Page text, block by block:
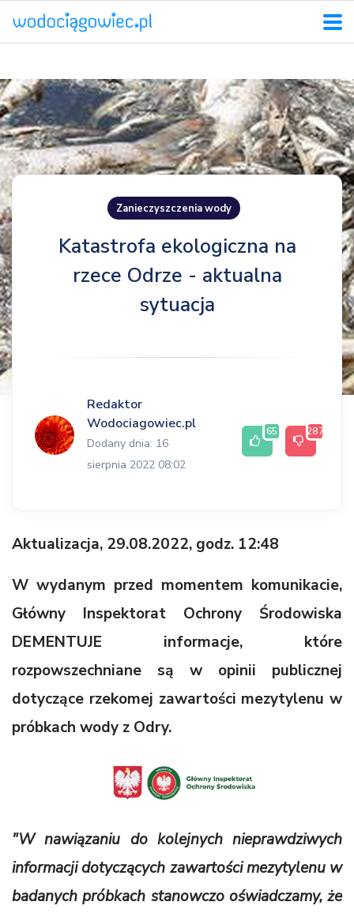
Zanieczyszczenia wody
Katastrofa ekologiczna na
rzece Odrze - aktualna
sytuacja
Redaktor
Wodociagowiec.pl
Dodany dnia: 16
sierpnia 2022 08:02
65 287
Aktualizacja, 29.08.2022, godz. 12:48
W wydanym przed momentem komunikacie,
Główny Inspektorat Ochrony Środowiska
DEMENTUJE informacje, które
rozpowszechniane są w opinii publicznej
dotyczące rzekomej zawartości mezytylenu w
próbkach wody z Odry.
"W nawiązaniu do kolejnych nieprawdziwych
informacji dotyczących zawartości mezytylenu w
badanych próbkach stanowczo oświadczamy, że